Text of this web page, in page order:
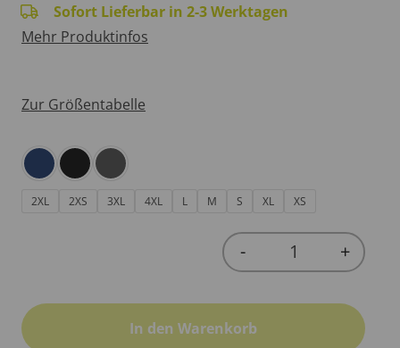
Sofort Lieferbar in 2-3 Werktagen
Mehr Produktinfos
Zur Größentabelle
2XL 2XS 3XL 4XL L M S XL XS
Quantity
- +
In den Warenkorb